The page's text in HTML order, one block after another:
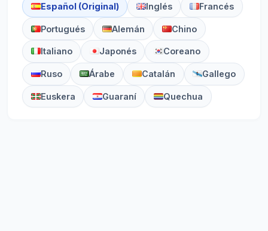
Español (Original) Inglés Francés
Portugués Alemán Chino
Italiano Japonés Coreano
Ruso Árabe Catalán Gallego
Euskera Guaraní Quechua